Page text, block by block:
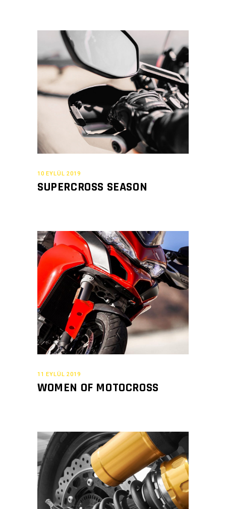
10 EYLÜL 2019
SUPERCROSS SEASON
11 EYLÜL 2019
WOMEN OF MOTOCROSS